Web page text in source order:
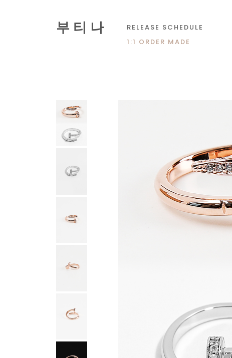
부 티 나 RELEASE SCHEDULE
1:1 ORDER MADE